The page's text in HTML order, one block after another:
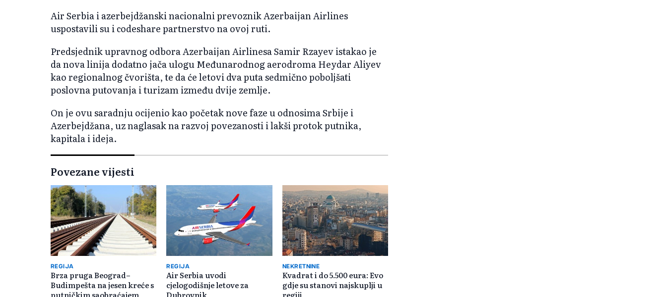
Air Serbia i azerbejdžanski nacionalni prevoznik Azerbaijan Airlines
uspostavili su i codeshare partnerstvo na ovoj ruti.
Predsjednik upravnog odbora Azerbaijan Airlinesa Samir Rzayev istakao je
da nova linija dodatno jača ulogu Međunarodnog aerodroma Heydar Aliyev
kao regionalnog čvorišta, te da će letovi dva puta sedmično poboljšati
poslovna putovanja i turizam između dvije zemlje.
On je ovu saradnju ocijenio kao početak nove faze u odnosima Srbije i
Azerbejdžana, uz naglasak na razvoj povezanosti i lakši protok putnika,
kapitala i ideja.
Povezane vijesti
REGIJA
Brza pruga Beograd–
Budimpešta na jesen kreće s
putničkim saobraćajem
REGIJA
Air Serbia uvodi
cjelogodišnje letove za
Dubrovnik
NEKRETNINE
Kvadrat i do 5.500 eura: Evo
gdje su stanovi najskuplji u
regiji